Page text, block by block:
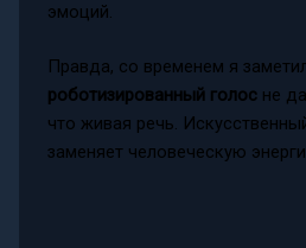
эмоций.
Правда, со временем я
роботизированный голосне
что живая речь.
заменяет человеческую